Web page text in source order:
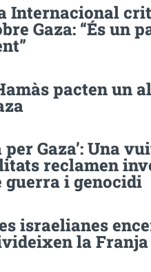
Internacional
Gaza: “És un
pacten un
per Gaza’: Una
reclamen
guerra i genocidi
israelianes
la